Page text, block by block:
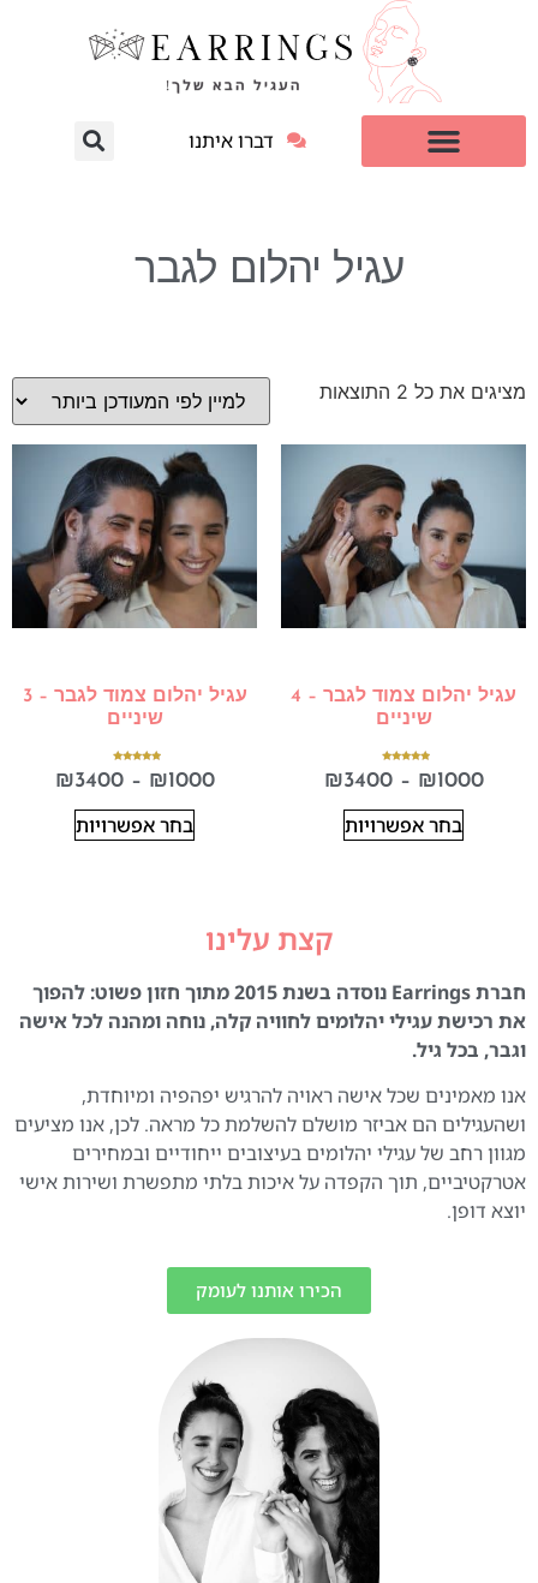
דברו איתנו
עגיל יהלום לגבר
מציגים את כל ⁦2⁩ התוצאות
עגיל יהלום צמוד לגבר – 4
שיניים
5.00
₪1000
–
₪3400
בחר אפשרויות
עגיל יהלום צמוד לגבר – 3
שיניים
5.00
₪1000
–
₪3400
בחר אפשרויות
קצת עלינו
חברת Earrings נוסדה בשנת 2015 מתוך חזון פשוט: להפוך
את רכישת עגילי יהלומים לחוויה קלה, נוחה ומהנה לכל אישה
וגבר, בכל גיל.
אנו מאמינים שכל אישה ראויה להרגיש יפהפיה ומיוחדת,
ושהעגילים הם אביזר מושלם להשלמת כל מראה. לכן, אנו מציעים
מגוון רחב של עגילי יהלומים בעיצובים ייחודיים ובמחירים
אטרקטיביים, תוך הקפדה על איכות בלתי מתפשרת ושירות אישי
יוצא דופן.
הכירו אותנו לעומק